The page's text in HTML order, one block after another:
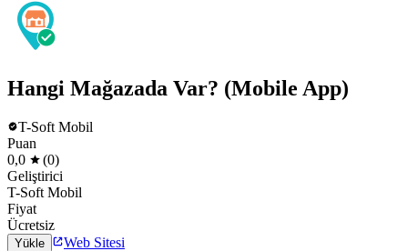
Hangi Mağazada Var? (Mobile App)
T-Soft Mobil
Puan
0,0
(0)
Geliştirici
T-Soft Mobil
Fiyat
Ücretsiz
Yükle Web Sitesi